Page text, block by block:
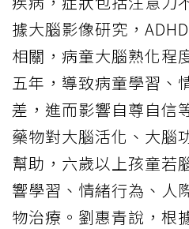
據大腦影像研究，
相關，病童大腦熟化程
五年，導致病童學習、
差，進而影響自尊自信
藥物對大腦活化、大腦
幫助，六歲以上孩童若
響學習、情緒行為、人
物治療。劉惠青說，根